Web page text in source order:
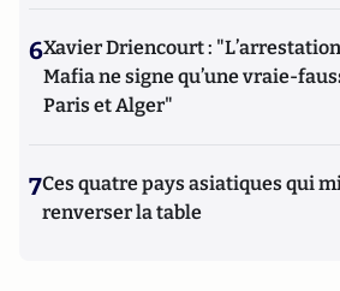
6Xavier Driencourt :
Mafia ne signe qu’une vraie-
Paris et Alger"
7Ces quatre pays asiatiques qui
renverser la table